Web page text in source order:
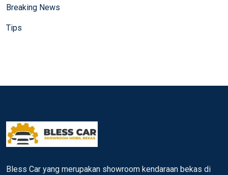
Breaking News
Tips
Bless Car yang merupakan showroom kendaraan bekas di